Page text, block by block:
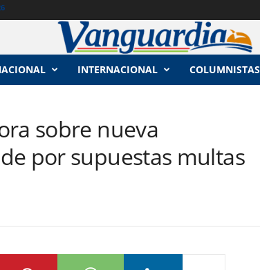
INTERNACIONAL COLUMNISTAS
sobre nueva
por supuestas multas